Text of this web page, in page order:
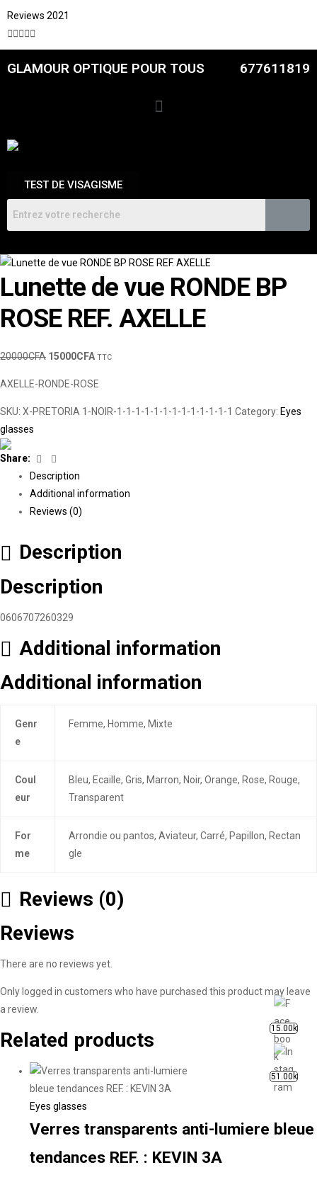
Reviews 2021

GLAMOUR OPTIQUE POUR TOUS 677611819
TEST DE VISAGISME
Lunette de vue RONDE BP
ROSE REF. AXELLE
20000CFA 15000CFA TTC
AXELLE-RONDE-ROSE
SKU: X-PRETORIA 1-NOIR-1-1-1-1-1-1-1-1-1-1-1-1-1 Category: Eyes
glasses
Share: Facebook
Description
Additional information
Reviews (0)
Description
Description
0606707260329
Additional information
Additional information
Genr
e
Femme, Homme, Mixte
Coul
eur
Bleu, Ecaille, Gris, Marron, Noir, Orange, Rose, Rouge,
Transparent
For
me
Arrondie ou pantos, Aviateur, Carré, Papillon, Rectan
gle
Reviews (0)
Reviews
There are no reviews yet.
Only logged in customers who have purchased this product may leave
a review.
Related products
Eyes glasses
Verres transparents anti-lumiere bleue
tendances REF. : KEVIN 3A
15.00k
51.00k